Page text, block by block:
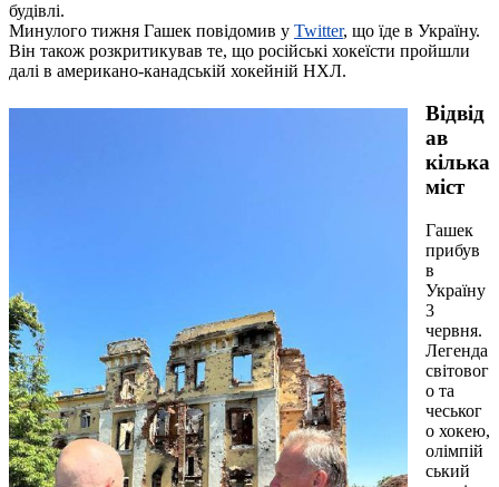
будівлі.
Минулого тижня Гашек повідомив у Twitter, що їде в Україну.
Він також розкритикував те, що російські хокеїсти пройшли
далі в американо-канадській хокейній НХЛ.
Відвід
ав
кілька
міст
Гашек
прибув
в
Україну
3
червня.
Легенда
світовог
о та
чеськог
о хокею,
олімпій
ський